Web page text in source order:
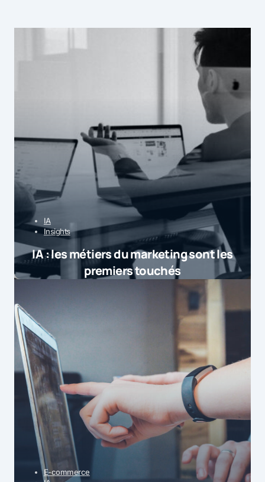
IA
Insights
IA : les métiers du marketing sont les
premiers touchés
E-commerce